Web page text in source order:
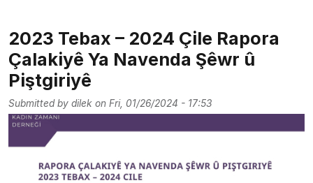
2023 Tebax – 2024 Çile Rapora
Çalakiyê Ya Navenda Şêwr û
Piştgiriyê
Submitted by dilek on Fri, 01/26/2024 - 17:53